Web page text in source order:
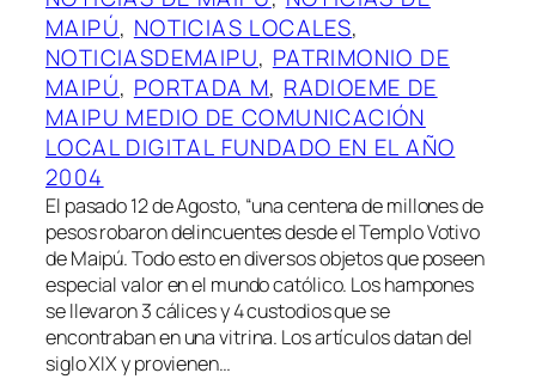
MAIPÚ, NOTICIAS LOCALES
NOTICIASDEMAIPU, PATRIMONIO DE
MAIPÚ, PORTADA M, RADIOEME DE
MAIPU MEDIO DE COMUNICACIÓN
LOCAL DIGITAL FUNDADO EN EL AÑO
2004
El pasado 12 de Agosto, “una centena de millones de
pesos robaron delincuentes desde el Templo Votivo
de Maipú. Todo esto en diversos objetos que poseen
especial valor en el mundo católico. Los hampones
se llevaron 3 cálices y 4 custodios que se
encontraban en una vitrina. Los artículos datan del
siglo XIX y provienen…